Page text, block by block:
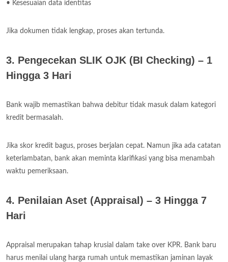
• Kesesuaian data identitas
Jika dokumen tidak lengkap, proses akan tertunda.
3. Pengecekan SLIK OJK (BI Checking) – 1
Hingga 3 Hari
Bank wajib memastikan bahwa debitur tidak masuk dalam kategori
kredit bermasalah.
Jika skor kredit bagus, proses berjalan cepat. Namun jika ada catatan
keterlambatan, bank akan meminta klarifikasi yang bisa menambah
waktu pemeriksaan.
4. Penilaian Aset (Appraisal) – 3 Hingga 7
Hari
Appraisal merupakan tahap krusial dalam take over KPR. Bank baru
harus menilai ulang harga rumah untuk memastikan jaminan layak